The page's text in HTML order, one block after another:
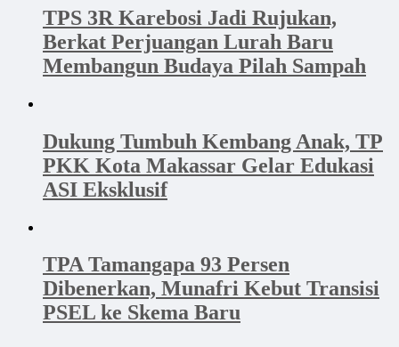
TPS 3R Karebosi Jadi Rujukan,
Berkat Perjuangan Lurah Baru
Membangun Budaya Pilah Sampah
Dukung Tumbuh Kembang Anak, TP
PKK Kota Makassar Gelar Edukasi
ASI Eksklusif
TPA Tamangapa 93 Persen
Dibenerkan, Munafri Kebut Transisi
PSEL ke Skema Baru